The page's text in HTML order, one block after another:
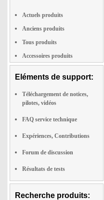
Actuels produits
Anciens produits
Tous produits
Accessoires produits
Eléments de support:
Téléchargement de notices,
pilotes, vidéos
FAQ service technique
Expériences, Contributions
Forum de discussion
Résultats de tests
Recherche produits: